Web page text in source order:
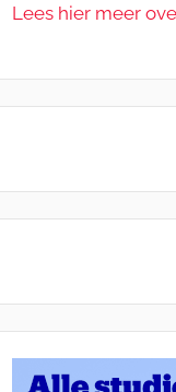
Lees hier meer